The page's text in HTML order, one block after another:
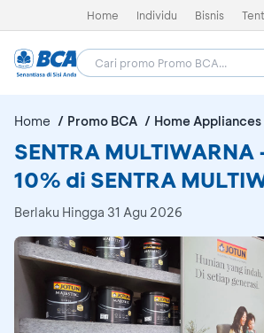
Home Individu Bisnis
Home Promo BCA Home
SENTRA
10% di SENTRA
Berlaku Hingga 31 Agu 2026